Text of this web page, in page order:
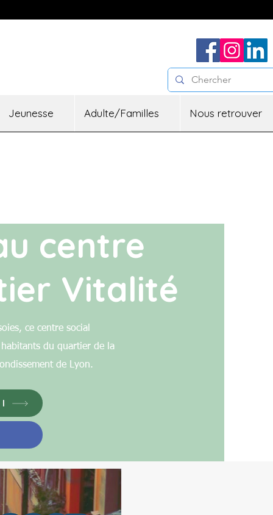
Jeunesse Adulte/Familles Nous retrouver
centre
Vitalité
ce centre social
du quartier de la
de Lyon.